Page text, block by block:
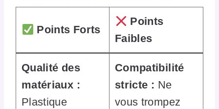
Points Forts
Points
Faibles
Qualité des
matériaux :
Plastique
Compatibilité
stricte : Ne
vous trompez